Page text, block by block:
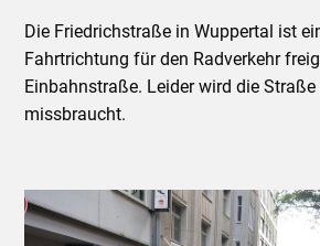
Die Friedrichstraße in Wuppertal ist
Fahrtrichtung für den Radverkehr
Einbahnstraße. Leider wird die
missbraucht.